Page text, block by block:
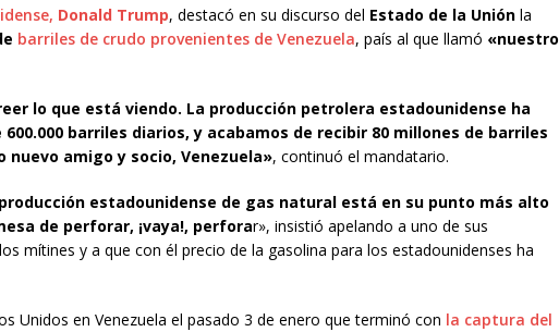
Donald Trump, destacó en su discurso del Estado de la Unión la
barriles de crudo provenientes de Venezuela, país al que llamó «nuestro
lo que está viendo. La producción petrolera estadounidense ha
barriles diarios, y acabamos de recibir 80 millones de barriles
nuevo amigo y socio, Venezuela», continuó el mandatario.
estadounidense de gas natural está en su punto más alto
de perforar, ¡vaya!, perforar», insistió apelando a uno de sus
mítines y a que con él precio de la gasolina para los estadounidenses ha
Unidos en Venezuela el pasado 3 de enero que terminó con la captura del